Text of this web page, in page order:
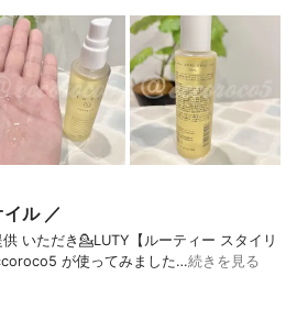
ル ／
いただき⁡💁LUTY【ルーティー スタイリ
が使ってみました⁡⁡…続きを見る